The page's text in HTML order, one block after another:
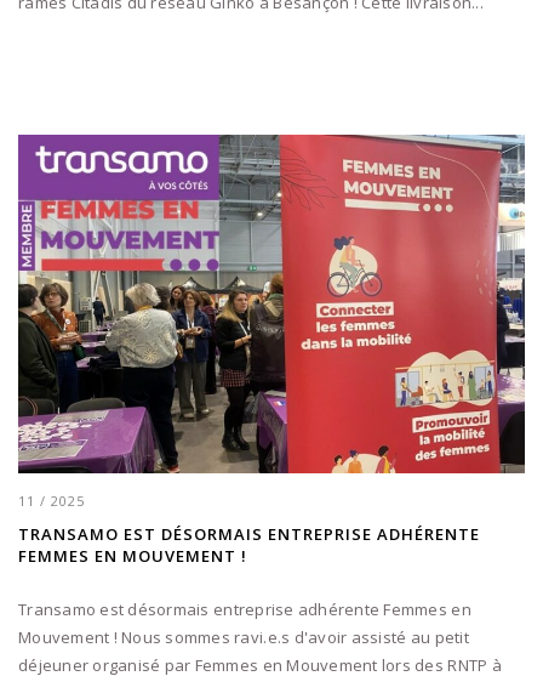
11 / 2025
TRANSAMO EST DÉSORMAIS ENTREPRISE ADHÉRENTE
FEMMES EN MOUVEMENT !
Transamo est désormais entreprise adhérente Femmes en
Mouvement ! Nous sommes ravi.e.s d'avoir assisté au petit
déjeuner organisé par Femmes en Mouvement lors des RNTP à